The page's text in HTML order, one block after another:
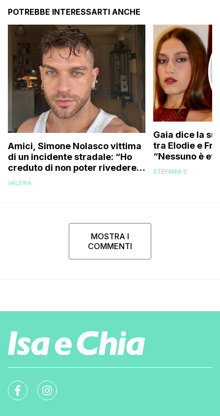
POTREBBE INTERESSARTI ANCHE
Amici, Simone Nolasco vittima
di un incidente stradale: “Ho
creduto di non poter rivedere
più la mia famiglia”
VALERIA
Gaia dice la
tra Elodie e
“Nessuno è
trovo folle
STEFANIA S
MOSTRA I
COMMENTI